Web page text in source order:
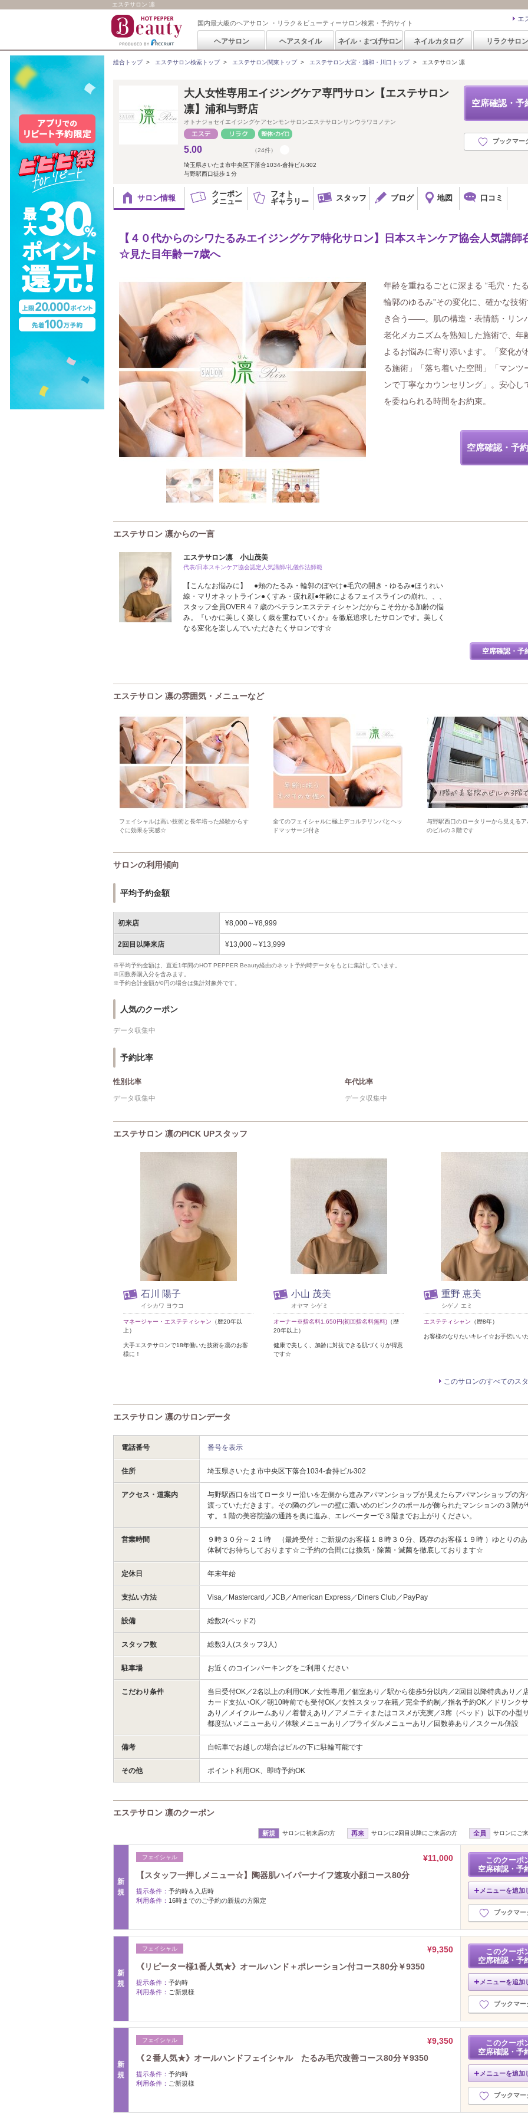
エステサロン 凛
国内最大級のヘアサロン ・リラク＆ビューティーサロン検索・予約サイト エ
ヘアサロン ヘアスタイル ネイル・まつげサロン ネイルカタログ リラクサロン
総合トップ> エステサロン検索トップ> エステサロン関東トップ> エステサロン大宮・浦和・川口トップ> エステサロン 凛
空席確認・予
ブックマー
大人女性専用エイジングケア専門サロン【エステサロン
凛】浦和与野店
オトナジョセイエイジングケアセンモンサロンエステサロンリンウラワヨノテン
5.00 （24件）
埼玉県さいたま市中央区下落合1034-倉持ビル302
与野駅西口徒歩１分
サロン情報
クーポン
メニュー
フォト
ギャラリー
スタッフ ブログ 地図 口コミ
【４０代からのシワたるみエイジングケア特化サロン】日本スキンケア協会人気講師
☆見た目年齢ー7歳へ
年齢を重ねるごとに深まる “毛穴・た
輪郭のゆるみ”その変化に、確かな技
き合う――。肌の構造・表情筋・リン
老化メカニズムを熟知した施術で、年
よるお悩みに寄り添います。「変化が
る施術」「落ち着いた空間」「マンツ
ンで丁寧なカウンセリング」。安心し
を委ねられる時間をお約束。
空席確認・予
エステサロン 凛からの一言
エステサロン凛 小山茂美
代表/日本スキンケア協会認定人気講師/礼儀作法師範
【こんなお悩みに】 ●頬のたるみ・輪郭のぼやけ●毛穴の開き・ゆるみ●ほうれい
線・マリオネットライン●くすみ・疲れ顔●年齢によるフェイスラインの崩れ、、、
スタッフ全員OVER４７歳のベテランエステティシャンだからこそ分かる加齢の悩
み。『いかに美しく楽しく歳を重ねていくか』を徹底追求したサロンです。美しく
なる変化を楽しんでいただきたくサロンです☆
空席確認・予
エステサロン 凛の雰囲気・メニューなど
フェイシャルは高い技術と長年培った経験からす
ぐに効果を実感☆
全てのフェイシャルに極上デコルテリンパとヘッ
ドマッサージ付き
与野駅西口のロータリーから見える
のビルの３階です
サロンの利用傾向
平均予約金額
初来店 ¥8,000～¥8,999
2回目以降来店 ¥13,000～¥13,999
※平均予約金額は、直近1年間のHOT PEPPER Beauty経由のネット予約時データをもとに集計しています。
※回数券購入分を含みます。
※予約合計金額が0円の場合は集計対象外です。
人気のクーポン
データ収集中
予約比率
性別比率
データ収集中
年代比率
データ収集中
エステサロン 凛のPICK UPスタッフ
石川 陽子
イシカワ ヨウコ
マネージャー・エステティシャン （歴20年以
上）
大手エステサロンで18年働いた技術を凛のお客
様に！
小山 茂美
オヤマ シゲミ
オーナー※指名料1,650円(初回指名料無料) （歴
20年以上）
健康で美しく、加齢に対抗できる肌づくりが得意
です☆
重野 恵美
シゲノ エミ
エステティシャン （歴8年）
お客様のなりたいキレイ☆お手伝いい
このサロンのすべてのス
エステサロン 凛のサロンデータ
電話番号 番号を表示
住所 埼玉県さいたま市中央区下落合1034-倉持ビル302
アクセス・道案内
与野駅西口を出てロータリー沿いを左側から進みアパマンショップが見えたらアパマンショップの方
渡っていただきます。その隣のグレーの壁に濃いめのピンクのポールが飾られたマンションの３階が
す。１階の美容院脇の通路を奥に進み、エレベーターで３階までお上がりください。
営業時間
９時３０分～２１時 （最終受付：ご新規のお客様１８時３０分、既存のお客様１９時 ）ゆとりの
体制でお待ちしております☆ご予約の合間には換気・除菌・滅菌を徹底しております☆
定休日 年末年始
支払い方法 Visa／Mastercard／JCB／American Express／Diners Club／PayPay
設備 総数2(ベッド2)
スタッフ数 総数3人(スタッフ3人)
駐車場 お近くのコインパーキングをご利用ください
こだわり条件
当日受付OK／2名以上の利用OK／女性専用／個室あり／駅から徒歩5分以内／2回目以降特典あり／
カード支払いOK／朝10時前でも受付OK／女性スタッフ在籍／完全予約制／指名予約OK／ドリンク
あり／メイクルームあり／着替えあり／アメニティまたはコスメが充実／3席（ベッド）以下の小型
都度払いメニューあり／体験メニューあり／ブライダルメニューあり／回数券あり／スクール併設
備考 自転車でお越しの場合はビルの下に駐輪可能です
その他 ポイント利用OK、即時予約OK
エステサロン 凛のクーポン
新規 サロンに初来店の方 再来 サロンに2回目以降にご来店の方 全員 サロンにご
新
規
フェイシャル
¥11,000
【スタッフ一押しメニュー☆】陶器肌ハイパーナイフ速攻小顔コース80分
提示条件： 予約時＆入店時
利用条件： 16時までのご予約の新規の方限定
このクーポ
空席確認・予
メニューを追加
ブックマー
新
規
フェイシャル
¥9,350
《リピーター様1番人気★》オールハンド＋ポレーション付コース80分￥9350
提示条件： 予約時
利用条件： ご新規様
このクーポ
空席確認・予
メニューを追加
ブックマー
新
規
フェイシャル
¥9,350
《２番人気★》オールハンドフェイシャル たるみ毛穴改善コース80分￥9350
提示条件： 予約時
利用条件： ご新規様
このクーポ
空席確認・予
メニューを追加
ブックマー